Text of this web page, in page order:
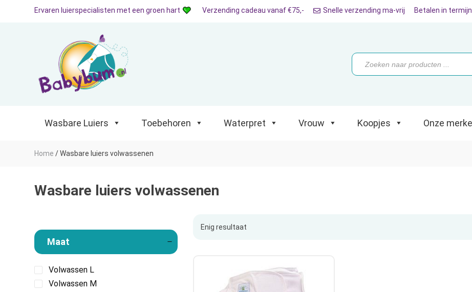
Wasbare Luiers Toebehoren Koopjes Onze merken
Ervaren luierspecialisten met een groen hart Verzending cadeau vanaf €75,- Snelle verzending ma-vrij Betalen in
Producten
zoeken
Wasbare Luiers Toebehoren Waterpret Vrouw Koopjes Onze
Home /Wasbare luiers volwassenen
Wasbare luiers volwassenen
Maat
Volwassen L
Volwassen M
Enig resultaat